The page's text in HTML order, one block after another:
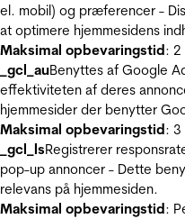
el. mobil) og præferencer -
at optimere hjemmesidens
Maksimal opbevaringstid: 2
_gcl_auBenyttes af Google
effektiviteten af deres
hjemmesider der benytter
Maksimal opbevaringstid: 3
_gcl_lsRegistrerer
pop-up annoncer - Dette
relevans på hjemmesiden.
Maksimal opbevaringstid: